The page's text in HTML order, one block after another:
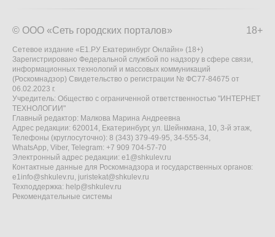
18+
© ООО «Сеть городских порталов»
Сетевое издание «Е1.РУ Екатеринбург Онлайн» (18+)
Зарегистрировано Федеральной службой по надзору в сфере связи,
информационных технологий и массовых коммуникаций
(Роскомнадзор) Свидетельство о регистрации № ФС77-84675 от
06.02.2023 г.
Учредитель: Общество с ограниченной ответственностью "ИНТЕРНЕТ
ТЕХНОЛОГИИ"
Главный редактор: Малкова Марина Андреевна
Адрес редакции: 620014, Екатеринбург, ул. Шейнкмана, 10, 3-й этаж,
Телефоны (круглосуточно): 8 (343) 379-49-95, 34-555-34,
WhatsApp, Viber, Telegram: +7 909 704-57-70
Электронный адрес редакции: e1@shkulev.ru
Контактные данные для Роскомнадзора и государственных органов:
e1info@shkulev.ru, juristekat@shkulev.ru
Техподдержка: help@shkulev.ru
Рекомендательные системы